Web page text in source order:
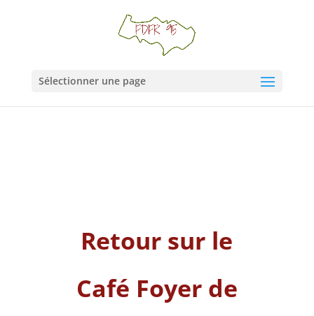
Sélectionner une page
Retour sur le
Café Foyer de